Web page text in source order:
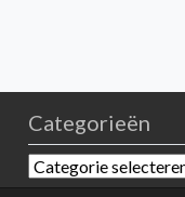
Categorieën
Categorieën